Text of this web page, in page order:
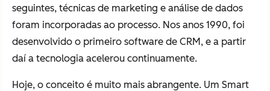
seguintes, técnicas de marketing e análise de dados
foram incorporadas ao processo. Nos anos 1990, foi
desenvolvido o primeiro software de CRM, e a partir
daí a tecnologia acelerou continuamente.
Hoje, o conceito é muito mais abrangente. Um Smart